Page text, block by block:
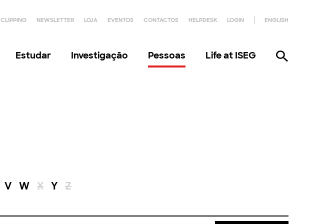
CLIPPING NEWSLETTER LOJA EVENTOS CONTACTOS HELPDESK LOGIN ENGLISH
Estudar Investigação Pessoas Life at ISEG
V W X Y Z